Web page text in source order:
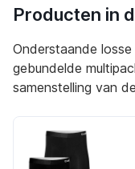
Producten in
Onderstaande
gebundelde
samenstelling van